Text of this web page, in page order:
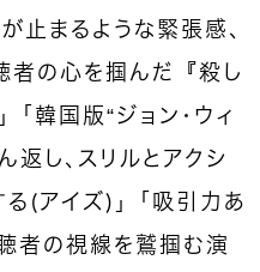
止まるような緊張感､
者の心を掴んだ『殺し
｢韓国版“ジョン・ウィ
返し､スリルとアクシ
（アイズ）」｢吸引力あ
者の視線を鷲掴む演